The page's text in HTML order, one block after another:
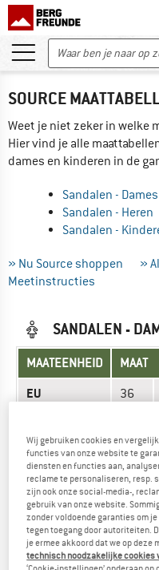
SOURCE
Weet je niet zeker in welke
Hier vind je alle
dames en kinderen in de
Sandalen - Dames
Sandalen - Heren
Sandalen -
» Nu Source shoppen »
Meetinstructies
SANDALEN -
MAATEENHEID MAAT
EU 36
Lengte voet
(cm)
22,5
De juiste maat
bekijken in de Source
Wij gebruiken cookies en
functies van onze website te
diensten en functies aan,
reclame te personaliseren, resp.
zijn ook onze social-media-,
gebruik van onze website.
zonder voldoende garanties om
tegen toegang door autoriteiten.
je ermee akkoord dat we op deze
technisch noodzakelijke cookies